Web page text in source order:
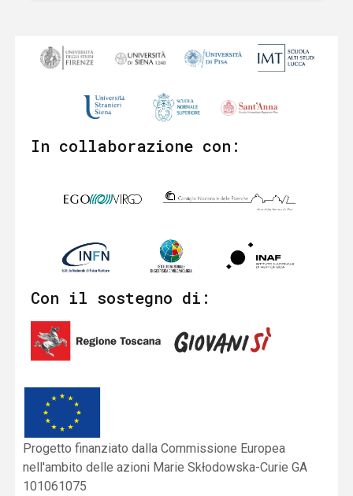
In collaborazione con:
Con il sostegno di:
Progetto finanziato dalla Commissione Europea
nell'ambito delle azioni Marie Skłodowska-Curie GA
101061075